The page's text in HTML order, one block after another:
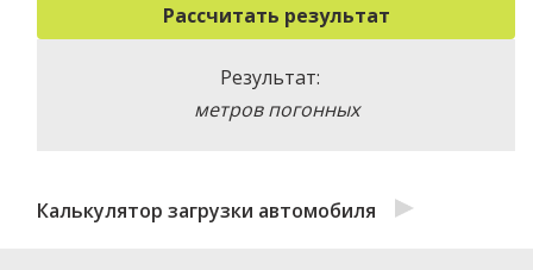
Рассчитать результат
Результат:
метров погонных
Калькулятор загрузки автомобиля